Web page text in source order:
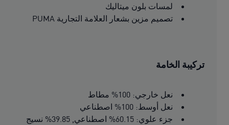
لمسات بلون ميتاليك
تصميم مزين بشعار العلامة التجارية PUMA
تركيبة الخامة
نعل خارجي: 100% مطاط
نعل أوسط: 100% اصطناعي
جزء علوي: 60.15% اصطناعي, 39.85% نسيج